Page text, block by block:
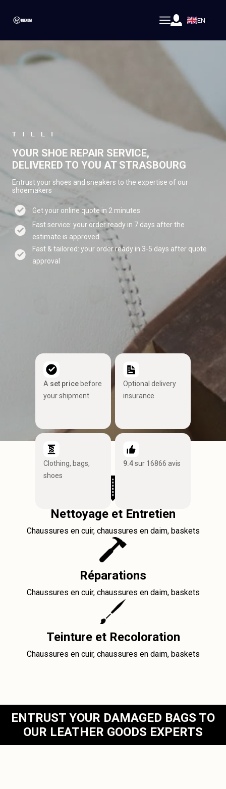
EN
YOUR SHOE REPAIR SERVICE,
DELIVERED TO YOU AT STRASBOURG
Entrust your shoes and sneakers to the expertise of our
shoemakers
Get your online quote in 2 minutes
Fast service: your order ready in 7 days after the
estimate is approved
Fast & tailored: your order ready in 3-5 days after quote
approval
A set price before
your shipment
Optional delivery
insurance
Clothing, bags,
shoes
9.4sur 16866 avis
Nettoyage et Entretien
Chaussures en cuir, chaussures en daim, baskets
Réparations
Chaussures en cuir, chaussures en daim, baskets
Teinture et Recoloration
Chaussures en cuir, chaussures en daim, baskets
ENTRUST YOUR DAMAGED BAGS TO
OUR LEATHER GOODS EXPERTS